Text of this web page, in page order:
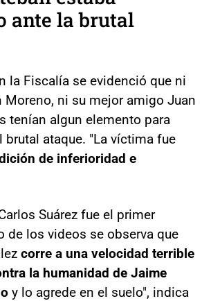
ante la brutal
la Fiscalía se evidenció que ni
Moreno, ni su mejor amigo Juan
tenían algun elemento para
brutal ataque. "La víctima fue
de inferioridad e
Suárez fue el primer
de los videos se observa que
corre a una velocidad terrible
la humanidad de Jaime
y lo agrede en el suelo", indica